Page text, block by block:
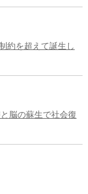
約を超えて誕生し
脳の蘇生で社会復